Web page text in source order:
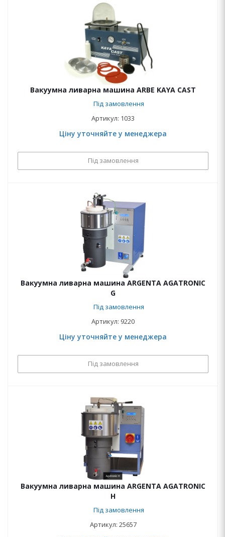
Вакуумна ливарна машина ARBE KAYA CAST
Під замовлення
Артикул: 1033
Ціну уточняйте у менеджера
Під замовлення
Вакуумна ливарна машина ARGENTA AGATRONIC
G
Під замовлення
Артикул: 9220
Ціну уточняйте у менеджера
Під замовлення
Вакуумна ливарна машина ARGENTA AGATRONIC
H
Під замовлення
Артикул: 25657